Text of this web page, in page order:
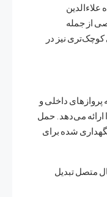
از جمله
نیز در
دور است که پروازهای داخلی و
پروازی اضافی را ارائه می‌دهد. حمل
شده برای
متصل تبدیل